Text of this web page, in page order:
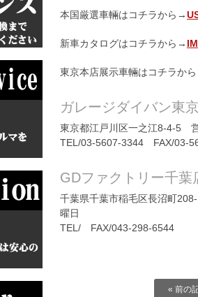
本国厳選車輛はコチラから→
新車カタログはコチラから→
東京本店展示車輛はコチラか
ガレージダイバン東
東京都江戸川区一之江8-4-5
TEL/03-5607-3344 FAX/03-
GDファクトリー千葉
千葉県千葉市稲毛区長沼町
曜日
TEL/ FAX/043-298-6544
« 前の